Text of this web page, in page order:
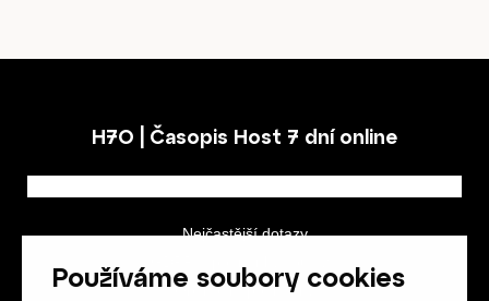
Používáme soubory cookies
H7O | Časopis Host 7 dní online
Nejčastější dotazy
Obchodní podmínky